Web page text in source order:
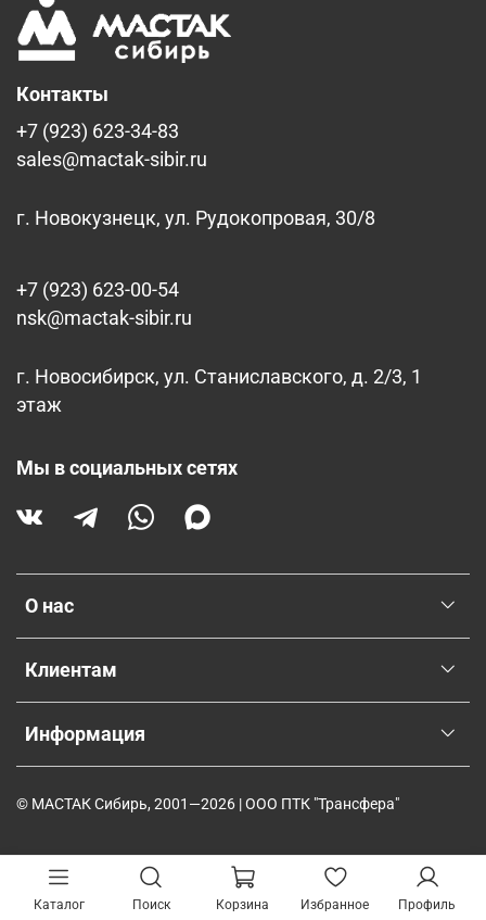
О нас
Клиентам
Информация
Контакты
+7 (923) 623-34-83
sales@mactak-sibir.ru
г. Новокузнецк, ул. Рудокопровая, 30/8
+7 (923) 623-00-54
nsk@mactak-sibir.ru
г. Новосибирск, ул. Станиславского, д. 2/3, 1
этаж
Мы в социальных сетях
© МАСТАК Сибирь, 2001—2026 | ООО ПТК "Трансфера"
Каталог Поиск Корзина Избранное Профиль